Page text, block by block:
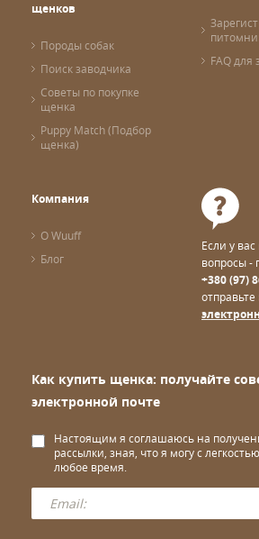
щенков
Породы собак
Поиск заводчика
Советы по покупке
щенка
Puppy Match (Подбор
щенка)
FAQ для
Компания
О Wuuff
Блог
Если у
вопросы -
+380 (97)
Как купить щенка: получайте
электронной почте
Настоящим я соглашаюсь на
рассылки, зная, что я могу с
любое время.